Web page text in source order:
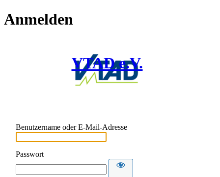
Anmelden
VTAD e.V.
Benutzername oder E-Mail-Adresse
Passwort